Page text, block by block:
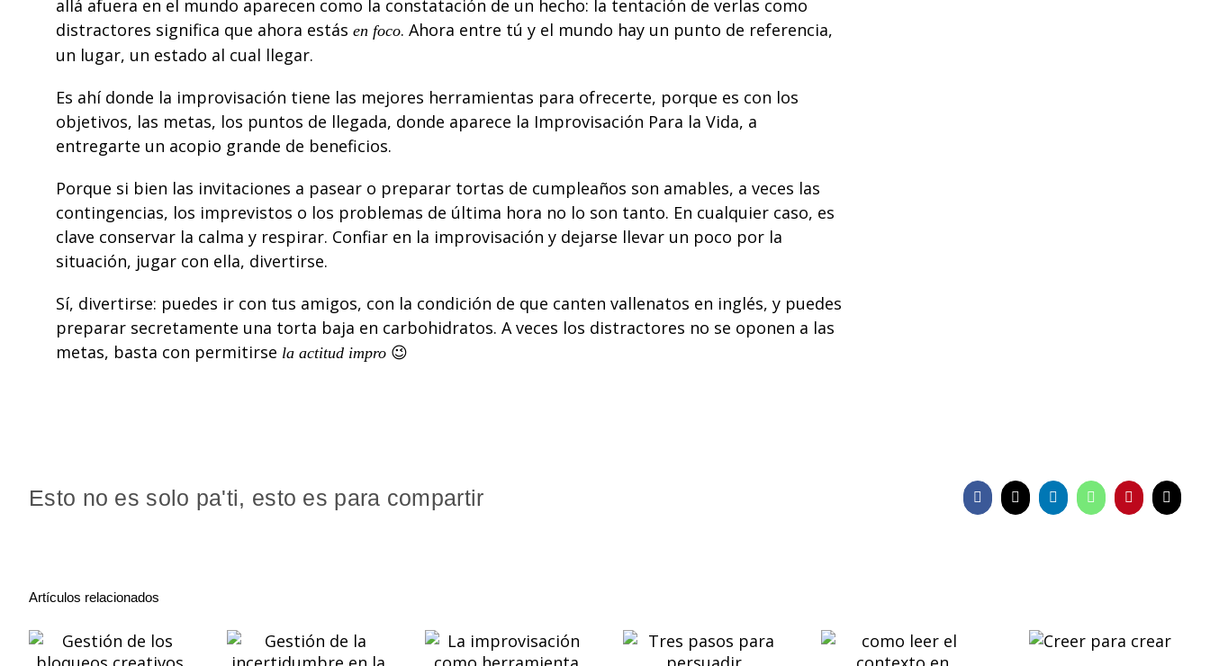
allá afuera en el mundo aparecen como la constatación de un hecho: la tentación de verlas como
distractores significa que ahora estás en foco. Ahora entre tú y el mundo hay un punto de referencia,
un lugar, un estado al cual llegar.
Es ahí donde la improvisación tiene las mejores herramientas para ofrecerte, porque es con los
objetivos, las metas, los puntos de llegada, donde aparece la Improvisación Para la Vida, a
entregarte un acopio grande de beneficios.
Porque si bien las invitaciones a pasear o preparar tortas de cumpleaños son amables, a veces las
contingencias, los imprevistos o los problemas de última hora no lo son tanto. En cualquier caso, es
clave conservar la calma y respirar. Confiar en la improvisación y dejarse llevar un poco por la
situación, jugar con ella, divertirse.
Sí, divertirse: puedes ir con tus amigos, con la condición de que canten vallenatos en inglés, y puedes
preparar secretamente una torta baja en carbohidratos. A veces los distractores no se oponen a las
metas, basta con permitirse la actitud impro😉
Esto no es solo pa'ti, esto es para compartir Facebook
X LinkedInWhatsAppPinterestCorreo
Artículos relacionados